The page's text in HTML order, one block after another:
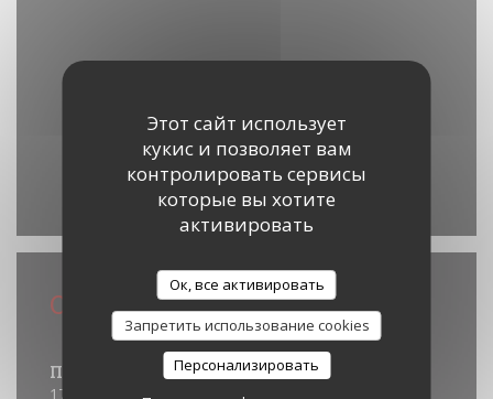
Этот сайт использует
кукис и позволяет вам
контролировать сервисы
которые вы хотите
активировать
Ок, все активировать
Запретить использование cookies
Персонализировать
Waze Map Деактивирован. Позволить
Общая информация
Часы работы
Понедельник
17:00 - 21:30